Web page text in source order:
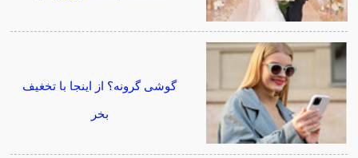
گوشی گرونه؟ از اینجا با تخغیف
بخر